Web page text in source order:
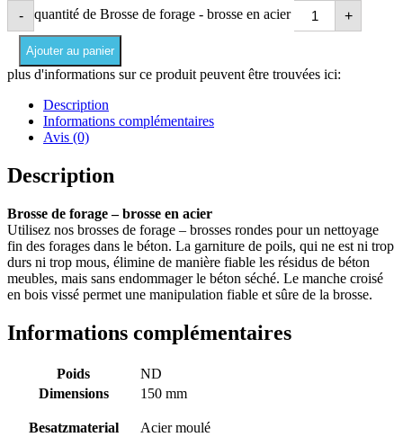
-
quantité de Brosse de forage - brosse en acier +
Ajouter au panier
plus d'informations sur ce produit peuvent être trouvées ici:
Description
Informations complémentaires
Avis (0)
Description
Brosse de forage – brosse en acier
Utilisez nos brosses de forage – brosses rondes pour un nettoyage
fin des forages dans le béton. La garniture de poils, qui ne est ni trop
durs ni trop mous, élimine de manière fiable les résidus de béton
meubles, mais sans endommager le béton séché. Le manche croisé
en bois vissé permet une manipulation fiable et sûre de la brosse.
Informations complémentaires
Poids
ND
Dimensions
150 mm
Besatzmaterial Acier moulé